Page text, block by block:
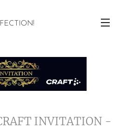
INVITATION -